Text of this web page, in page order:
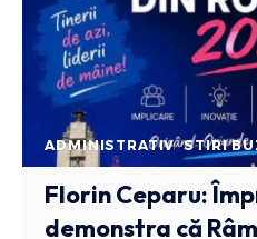
ADMINISTRATIV STIRI
Florin Ceparu:
demonstra că